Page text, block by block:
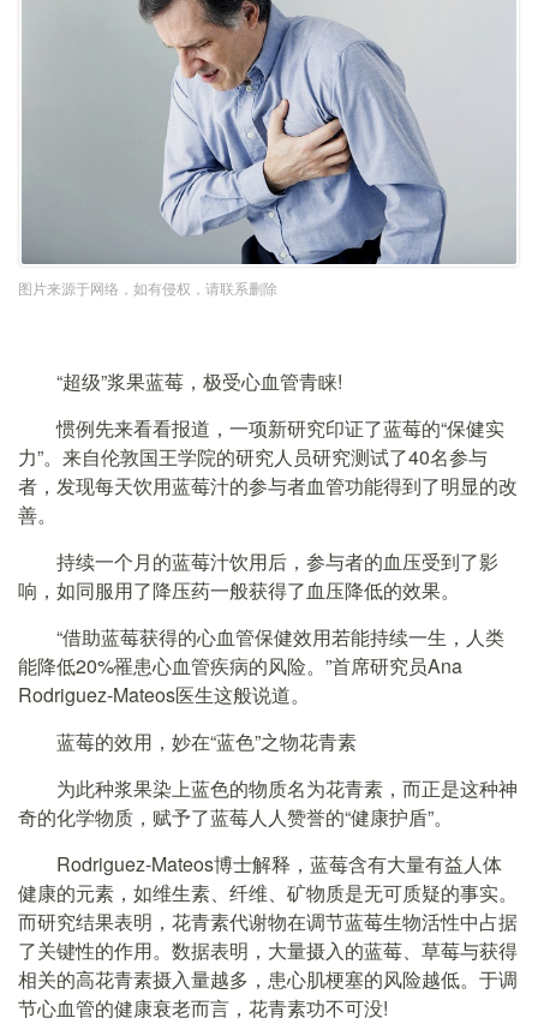
图片来源于网络，如有侵权，请联系删除
“超级”浆果蓝莓，极受心血管青睐!
惯例先来看看报道，一项新研究印证了蓝莓的“保健实
力”。来自伦敦国王学院的研究人员研究测试了40名参与
者，发现每天饮用蓝莓汁的参与者血管功能得到了明显的改
善。
持续一个月的蓝莓汁饮用后，参与者的血压受到了影
响，如同服用了降压药一般获得了血压降低的效果。
“借助蓝莓获得的心血管保健效用若能持续一生，人类
能降低20%罹患心血管疾病的风险。”首席研究员Ana
Rodriguez-Mateos医生这般说道。
蓝莓的效用，妙在“蓝色”之物花青素
为此种浆果染上蓝色的物质名为花青素，而正是这种神
奇的化学物质，赋予了蓝莓人人赞誉的“健康护盾”。
Rodriguez-Mateos博士解释，蓝莓含有大量有益人体
健康的元素，如维生素、纤维、矿物质是无可质疑的事实。
而研究结果表明，花青素代谢物在调节蓝莓生物活性中占据
了关键性的作用。数据表明，大量摄入的蓝莓、草莓与获得
相关的高花青素摄入量越多，患心肌梗塞的风险越低。于调
节心血管的健康衰老而言，花青素功不可没!